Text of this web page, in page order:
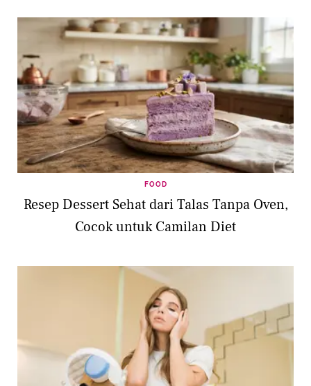
FOOD
Resep Dessert Sehat dari Talas Tanpa Oven,
Cocok untuk Camilan Diet